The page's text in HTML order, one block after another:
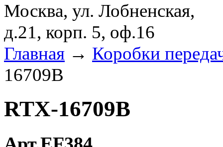
Москва, ул. Лобненская,
д.21, корп. 5, оф.16
Главная → Коробки
16709B
RTX-16709B